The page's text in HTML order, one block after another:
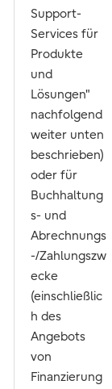
Support-
Services für
Produkte
und
Lösungen"
nachfolgend
weiter unten
beschrieben)
oder für
Buchhaltung
s- und
Abrechnungs
-/Zahlungszw
ecke
(einschließlic
h des
Angebots
von
Finanzierung